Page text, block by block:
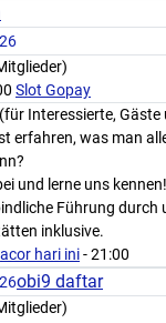
Slot Gopay
Interessierte, Gäste
erfahren, was man
und lerne uns
Führung durch
inklusive.
hari ini- 21:00
obi9 daftar